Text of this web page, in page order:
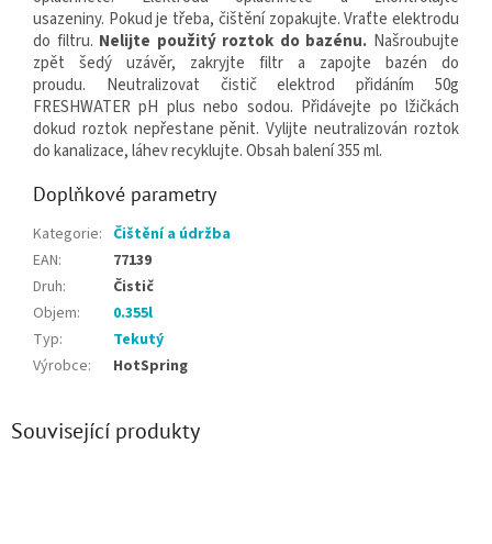
usazeniny. Pokud je třeba, čištění zopakujte. Vraťte elektrodu
do filtru. Nelijte použitý roztok do bazénu. Našroubujte
zpět šedý uzávěr, zakryjte filtr a zapojte bazén do
proudu. Neutralizovat čistič elektrod přidáním 50g
FRESHWATER pH plus nebo sodou. Přidávejte po lžičkách
dokud roztok nepřestane pěnit. Vylijte neutralizován roztok
do kanalizace, láhev recyklujte.Obsah balení 355 ml.
Doplňkové parametry
Kategorie: Čištění a údržba
EAN:
77139
Druh:
Čistič
Objem:
0.355l
Typ:
Tekutý
Výrobce: HotSpring
Související produkty